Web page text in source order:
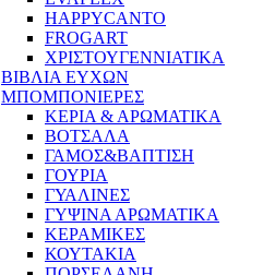
HAPPYCANTO
FROGART
ΧΡΙΣΤΟΥΓΕΝΝΙΑΤΙΚΑ
ΒΙΒΛΙΑ ΕΥΧΩΝ
ΜΠΟΜΠΟΝΙΕΡΕΣ
ΚΕΡΙΑ & ΑΡΩΜΑΤΙΚΑ
ΒΟΤΣΑΛΑ
ΓΑΜΟΣ&ΒΑΠΤΙΣΗ
ΓΟΥΡΙΑ
ΓΥΑΛΙΝΕΣ
ΓΥΨΙΝΑ ΑΡΩΜΑΤΙΚΑ
ΚΕΡΑΜΙΚΕΣ
ΚΟΥΤΑΚΙΑ